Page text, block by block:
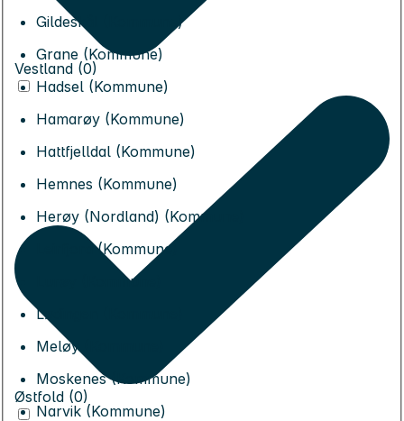
Gildeskål (Kommune)
Grane (Kommune)
Hadsel (Kommune)
Hamarøy (Kommune)
Hattfjelldal (Kommune)
Hemnes (Kommune)
Herøy (Nordland) (Kommune)
Leirfjord (Kommune)
Lurøy (Kommune)
Lødingen (Kommune)
Meløy (Kommune)
Moskenes (Kommune)
Narvik (Kommune)
Vestland (0)
Østfold (0)